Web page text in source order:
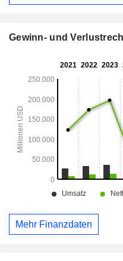
Gewinn- und
Mehr Finanzdaten